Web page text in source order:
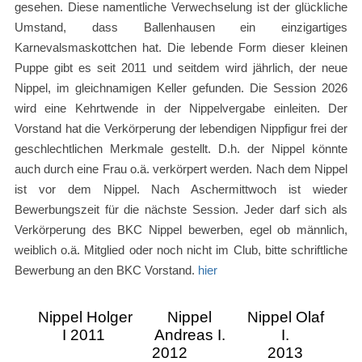
gesehen. Diese namentliche Verwechselung ist der glückliche
Umstand, dass Ballenhausen ein einzigartiges
Karnevalsmaskottchen hat. Die lebende Form dieser kleinen
Puppe gibt es seit 2011 und seitdem wird jährlich, der neue
Nippel, im gleichnamigen Keller gefunden. Die Session 2026
wird eine Kehrtwende in der Nippelvergabe einleiten. Der
Vorstand hat die Verkörperung der lebendigen Nippfigur frei der
geschlechtlichen Merkmale gestellt. D.h. der Nippel könnte
auch durch eine Frau o.ä. verkörpert werden. Nach dem Nippel
ist vor dem Nippel. Nach Aschermittwoch ist wieder
Bewerbungszeit für die nächste Session. Jeder darf sich als
Verkörperung des BKC Nippel bewerben, egel ob männlich,
weiblich o.ä. Mitglied oder noch nicht im Club, bitte schriftliche
Bewerbung an den BKC Vorstand. hier
Nippel Holger
I 2011
Nippel
Andreas I.
2012
Nippel Olaf
I.
2013